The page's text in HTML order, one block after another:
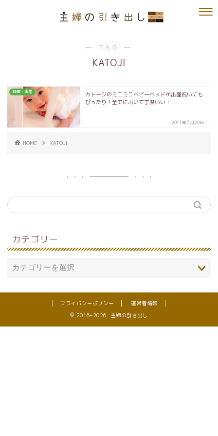
― TAG ―
KATOJI
妊娠・出産
カトージのミニミニベビーベッドが出産祝いにも
ぴったり！全てにおいて丁度いい！
2017年7月20日
HOME KATOJI
カテゴリー
プライバシーポリシー
運営者情報
2016–2026 主婦の引き出し